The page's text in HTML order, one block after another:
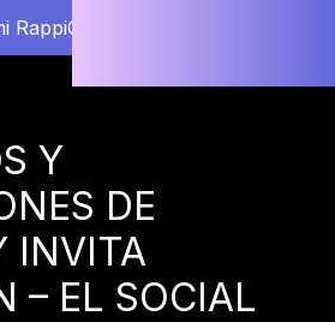
RappiCard
Y
DE
INVITA
– EL SOCIAL